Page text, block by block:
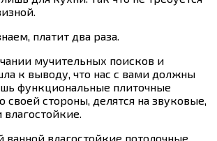
платит два раза.
мучительных поисков и
к выводу, что нас с вами должны
функциональные плиточные
своей стороны, делятся на звуковые,
ванной влагостойкие потолочные